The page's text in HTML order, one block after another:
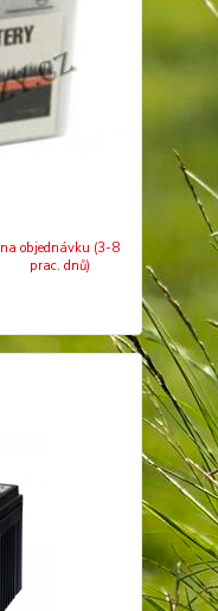
na objednávku (3-8
prac. dnů)